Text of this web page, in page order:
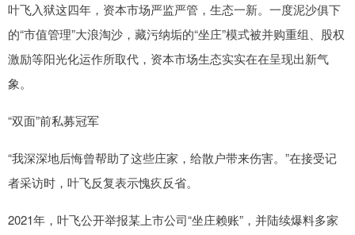
叶飞入狱这四年，资本市场严监严管，生态一新。一度泥沙俱下
的“市值管理”大浪淘沙，藏污纳垢的“坐庄”模式被并购重组、股权
激励等阳光化运作所取代，资本市场生态实实在在呈现出新气
象。
“双面”前私募冠军
“我深深地后悔曾帮助了这些庄家，给散户带来伤害。”在接受记
者采访时，叶飞反复表示愧疚反省。
2021年，叶飞公开举报某上市公司“坐庄赖账”，并陆续爆料多家